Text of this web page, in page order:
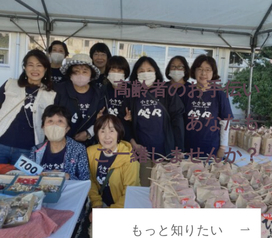
高齢者のお手伝い
あなたも
ご一緒しませんか？
もっと知りたい